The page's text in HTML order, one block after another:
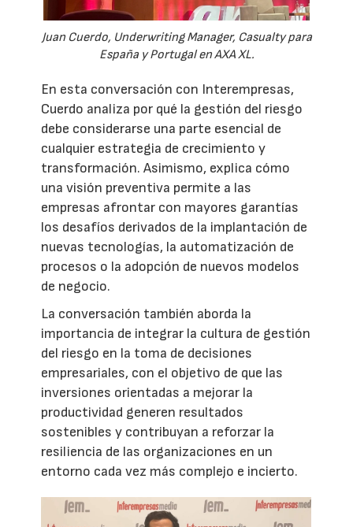
Juan Cuerdo, Underwriting Manager, Casualty para
España y Portugal en AXA XL.
En esta conversación con Interempresas,
Cuerdo analiza por qué la gestión del riesgo
debe considerarse una parte esencial de
cualquier estrategia de crecimiento y
transformación. Asimismo, explica cómo
una visión preventiva permite a las
empresas afrontar con mayores garantías
los desafíos derivados de la implantación de
nuevas tecnologías, la automatización de
procesos o la adopción de nuevos modelos
de negocio.
La conversación también aborda la
importancia de integrar la cultura de gestión
del riesgo en la toma de decisiones
empresariales, con el objetivo de que las
inversiones orientadas a mejorar la
productividad generen resultados
sostenibles y contribuyan a reforzar la
resiliencia de las organizaciones en un
entorno cada vez más complejo e incierto.